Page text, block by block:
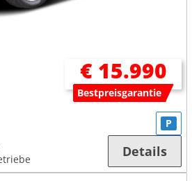
€ 15.990
Bestpreisgarantie
P
Details